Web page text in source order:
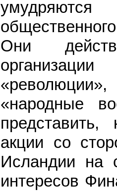
Они
«народные
акции со
Исландии на
интересов